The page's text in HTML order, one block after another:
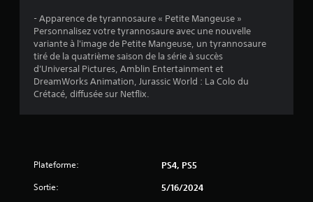
- Apparence de tyrannosaure « Petite Mangeuse »
Personnalisez votre tyrannosaure avec une nouvelle
variante à l'image de Petite Mangeuse, un tyrannosaure
tiré de la quatrième saison de la série à succès
d'Universal Pictures, Amblin Entertainment et
DreamWorks Animation, Jurassic World : La Colo du
Crétacé, diffusée sur Netflix.
Plateforme: PS4, PS5
Sortie: 5/16/2024